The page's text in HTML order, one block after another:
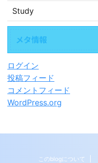
Study
メタ情報
ログイン
投稿フィード
コメントフィード
WordPress.org
このblogについて